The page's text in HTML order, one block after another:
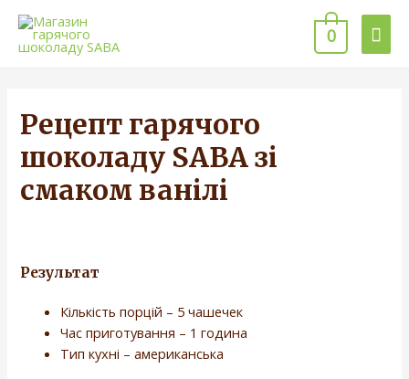
0
Рецепт гарячого
шоколаду SABA зі
смаком ванілі
Результат
Кількість порцій – 5 чашечек
Час приготування – 1 година
Тип кухні – американська